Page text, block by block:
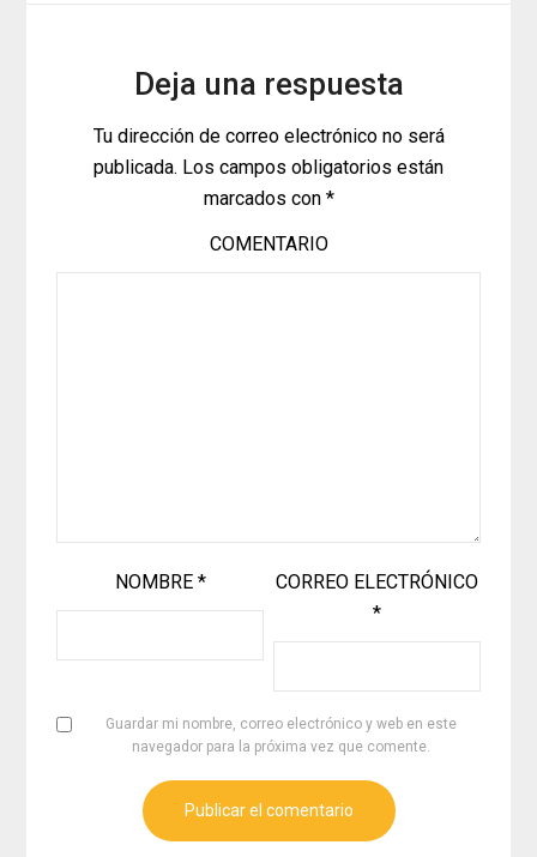
Deja una respuesta
Tu dirección de correo electrónico no será
publicada. Los campos obligatorios están
marcados con *
COMENTARIO
NOMBRE *
CORREO ELECTRÓNICO
*
Guardar mi nombre, correo electrónico y web en este
navegador para la próxima vez que comente.